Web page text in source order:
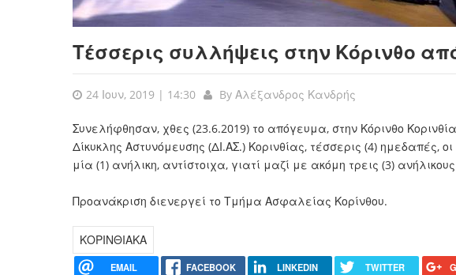
Τέσσερις συλλήψεις στην Κόρινθο
24 Ιουν, 2019 | 14:30 By Αλέξανδρος Κανδρής
Συνελήφθησαν, χθες (23.6.2019) το απόγευμα, στην Κόρινθο
Δίκυκλης Αστυνόμευσης (ΔΙ.ΑΣ.) Κορινθίας, τέσσερις (4) ημεδαπές,
μία (1) ανήλικη, αντίστοιχα, γιατί μαζί με ακόμη τρεις (3)
Προανάκριση διενεργεί το Τμήμα Ασφαλείας Κορίνθου.
ΚΟΡΙΝΘΙΑΚΑ
EMAIL FACEBOOK LINKEDIN TWITTER